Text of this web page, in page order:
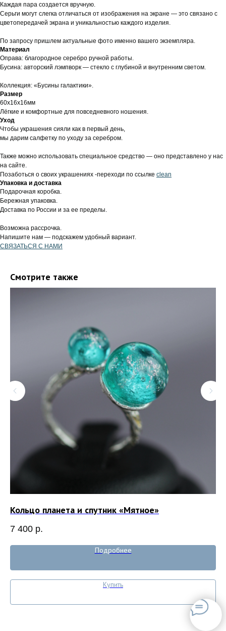
Каждая пара создается вручную.
Серьги могут слегка отличаться от изображения на экране — это связано с
цветопередачей экрана и уникальностью каждого изделия.
По запросу пришлем актуальные фото именно вашего экземпляра.
Материал
Оправа: благородное серебро ручной работы.
Бусина: авторский лэмпворк — стекло с глубиной и внутренним светом.
Коллекция: «Бусины галактики».
Размер
60х16х16мм
Лёгкие и комфортные для повседневного ношения.
Уход
Чтобы украшения сияли как в первый день,
мы дарим салфетку по уходу за серебром.
Также можно использовать специальное средство — оно представлено у нас
на сайте.
Позаботься о своих украшениях -переходи по ссылке clean
Упаковка и доставка
Подарочная коробка.
Бережная упаковка.
Доставка по России и за ее пределы.
Возможна рассрочка.
Напишите нам — подскажем удобный вариант.
СВЯЗАТЬСЯ С НАМИ
Смотрите также
Кольцо планета и спутник «Мятное»
7 400 р.
Подробнее
Купить